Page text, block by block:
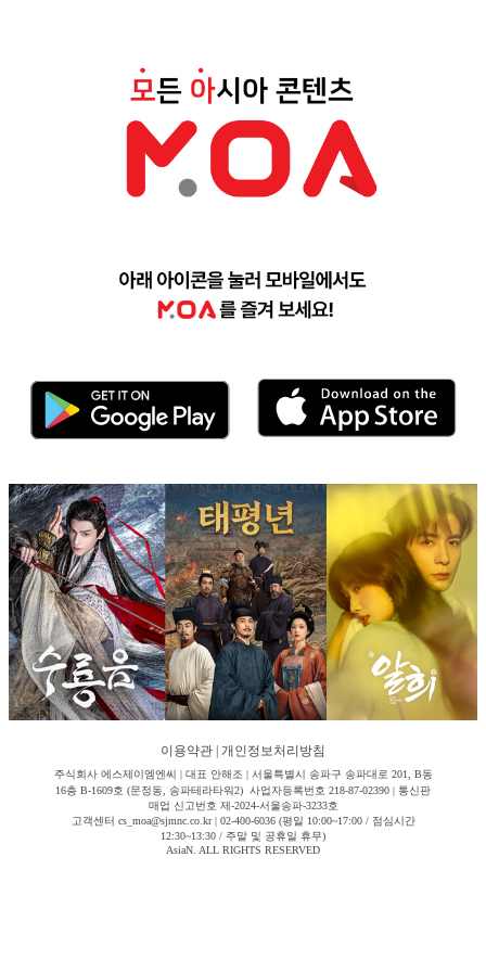
이용약관 개인정보처리방침
주식회사 에스제이엠엔씨 | 대표 안해조 | 서울특별시 송파구 송파대로 201, B동
16층 B-1609호 (문정동, 송파테라타워2) 사업자등록번호 218-87-02390 | 통신판
매업 신고번호 제-2024-서울송파-3233호
고객센터 cs_moa@sjmnc.co.kr | 02-400-6036 (평일 10:00~17:00 / 점심시간
12:30~13:30 / 주말 및 공휴일 휴무)
AsiaN. ALL RIGHTS RESERVED